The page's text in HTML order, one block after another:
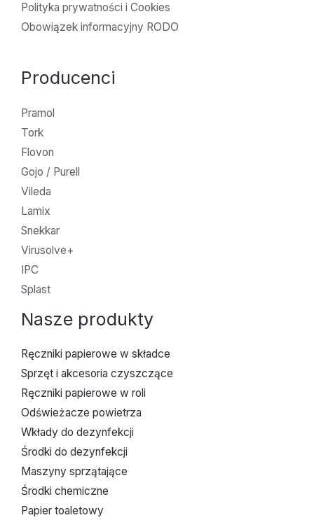
Polityka prywatności i Cookies
Obowiązek informacyjny RODO
Producenci
Pramol
Tork
Flovon
Gojo / Purell
Vileda
Lamix
Snekkar
Virusolve+
IPC
Splast
Nasze produkty
Ręczniki papierowe w składce
Sprzęt i akcesoria czyszczące
Ręczniki papierowe w roli
Odświeżacze powietrza
Wkłady do dezynfekcji
Środki do dezynfekcji
Maszyny sprzątające
Środki chemiczne
Papier toaletowy